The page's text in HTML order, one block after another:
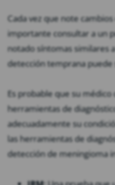
Cada vez que note
importante consultar a un
notado síntomas similares
detección temprana puede
Es probable que su
herramientas de
adecuadamente su
las herramientas de
detección de meningioma